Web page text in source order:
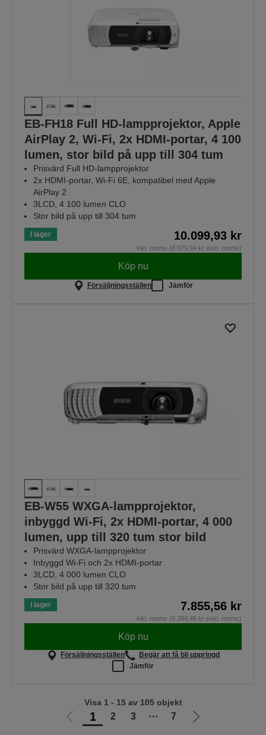
EB-FH18 Full HD-lampprojektor, Apple
AirPlay 2, Wi-Fi, 2x HDMI-portar, 4 100
lumen, stor bild på upp till 304 tum
Prisvärd Full HD-lampprojektor
2x HDMI-portar, Wi-Fi 6E, kompatibel med Apple
AirPlay 2
3LCD, 4 100 lumen CLO
Stor bild på upp till 304 tum
I lager 10.099,93 kr
inkl. moms (8.079,94 kr exkl. moms)
Köp nu
Försäljningsställen Jämför
EB-W55 WXGA-lampprojektor,
inbyggd Wi-Fi, 2x HDMI-portar, 4 000
lumen, upp till 320 tum stor bild
Prisvärd WXGA-lampprojektor
Inbyggd Wi-Fi och 2x HDMI-portar
3LCD, 4 000 lumen CLO
Stor bild på upp till 320 tum
I lager 7.855,56 kr
inkl. moms (6.284,45 kr exkl. moms)
Köp nu
Försäljningsställen
Begär att få bli uppringd
Jämför
Gå
1 2 3 ⋯ 7
Gå
Visa 1 - 15 av 105 objekt